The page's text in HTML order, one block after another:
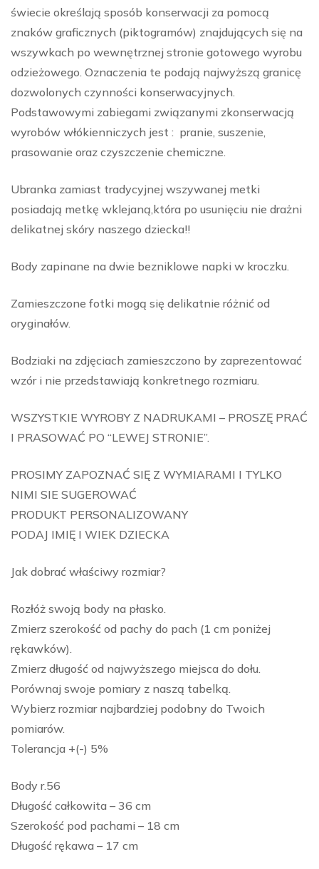
świecie określają sposób konserwacji za pomocą
znaków graficznych (piktogramów) znajdujących się na
wszywkach po wewnętrznej stronie gotowego wyrobu
odzieżowego. Oznaczenia te podają najwyższą granicę
dozwolonych czynności konserwacyjnych.
Podstawowymi zabiegami związanymi zkonserwacją
wyrobów włókienniczych jest : pranie, suszenie,
prasowanie oraz czyszczenie chemiczne.
Ubranka zamiast tradycyjnej wszywanej metki
posiadają metkę wklejaną,która po usunięciu nie drażni
delikatnej skóry naszego dziecka!!
Body zapinane na dwie bezniklowe napki w kroczku.
Zamieszczone fotki mogą się delikatnie różnić od
oryginałów.
Bodziaki na zdjęciach zamieszczono by zaprezentować
wzór i nie przedstawiają konkretnego rozmiaru.
WSZYSTKIE WYROBY Z NADRUKAMI – PROSZĘ PRAĆ
I PRASOWAĆ PO “LEWEJ STRONIE”.
PROSIMY ZAPOZNAĆ SIĘ Z WYMIARAMI I TYLKO
NIMI SIE SUGEROWAĆ
PRODUKT PERSONALIZOWANY
PODAJ IMIĘ I WIEK DZIECKA
Jak dobrać właściwy rozmiar?
Rozłóż swoją body na płasko.
Zmierz szerokość od pachy do pach (1 cm poniżej
rękawków).
Zmierz długość od najwyższego miejsca do dołu.
Porównaj swoje pomiary z naszą tabelką.
Wybierz rozmiar najbardziej podobny do Twoich
pomiarów.
Tolerancja +(-) 5%
Body r.56
Długość całkowita – 36 cm
Szerokość pod pachami – 18 cm
Długość rękawa – 17 cm